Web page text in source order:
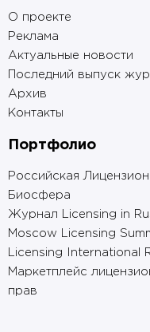
О проекте
Реклама
Актуальные новости
Последний выпуск
Архив
Контакты
Портфолио
Российская
Биосфера
Журнал Licensing in
Moscow Licensing
Licensing International
Маркетплейс
прав